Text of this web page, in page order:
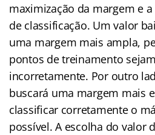
maximização da margem e
de classificação. Um valor
uma margem mais ampla,
pontos de treinamento
incorretamente. Por outro
buscará uma margem mais
classificar corretamente o
possível. A escolha do valor